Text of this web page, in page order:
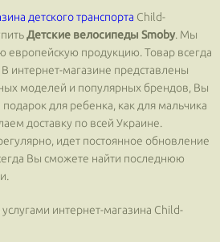
детского транспорта Сhild-
Детские велосипеды Smoby. Мы
европейскую продукцию. Товар всегда
В интернет-магазине представлены
моделей и популярных брендов, Вы
для ребенка, как для мальчика
доставку по всей Украине.
идет постоянное обновление
Вы сможете найти последнюю
услугами интернет-магазина Сhild-